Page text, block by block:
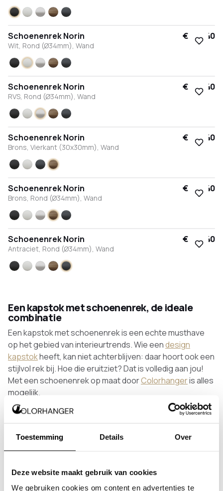
Toestemming Details Over
Deze website maakt gebruik van cookies
We gebruiken cookies om content en advertenties te
ZwartWitRVSBronsAntraciet
Schoenenrek Norin
€ 264,40
Wit, Rond (Ø34mm), Wand
ZwartWitRVSBronsAntraciet
Schoenenrek Norin
€ 264,40
RVS, Rond (Ø34mm), Wand
Zwart
WitRVSBronsAntraciet
Schoenenrek Norin
€ 264,40
Brons, Vierkant (30x30mm), Wand
ZwartWitAntraciet
Brons
Schoenenrek Norin
€ 264,40
Brons, Rond (Ø34mm), Wand
ZwartWitRVSBronsAntraciet
Schoenenrek Norin
€ 264,40
Antraciet, Rond (Ø34mm), Wand
ZwartWitRVSBronsAntraciet
Een kapstok met schoenenrek, de ideale
combinatie
Een kapstok met schoenenrek is een echte musthave
op het gebied van interieurtrends. Wie eendesign
kapstokheeft, kan niet achterblijven: daar hoort ook een
stijlvol rek bij. Hoe die eruitziet? Dat is volledig aan jou!
Met een schoenenrek op maat doorColorhangeris alles
mogelijk.
Waarom een schoenenrek niet kan
Die losse schoenen die dagenlang rondslingeren onder
je kapstok – of nog erger, door de hele hal. Het lijkt een
Want laten we eerlijk zijn: hoe vaak je het ook vraagt aan
je partner, huisgenoten of gezin, de schoenen blijven